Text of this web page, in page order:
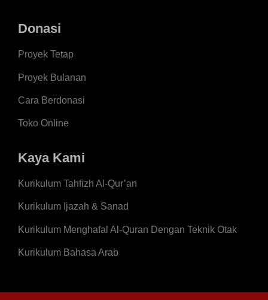
Donasi
Proyek Tetap
Proyek Bulanan
Cara Berdonasi
Toko Online
Kaya Kami
Kurikulum Tahfizh Al-Qur’an
Kurikulum Ijazah & Sanad
Kurikulum Menghafal Al-Quran Dengan Teknik Otak
Kurikulum Bahasa Arab